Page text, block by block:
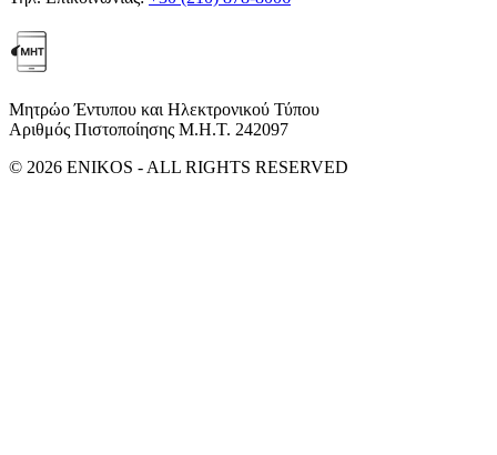
Μητρώο Έντυπου και Ηλεκτρονικού Τύπου
Αριθμός Πιστοποίησης Μ.Η.Τ. 242097
© 2026 ENIKOS - ALL RIGHTS RESERVED